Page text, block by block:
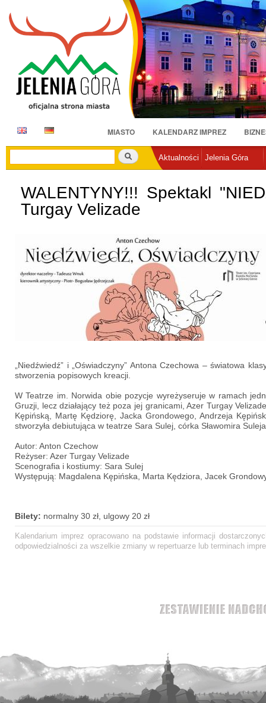
do
E
D
MIASTO KALENDARZ IMPREZ
Szukaj
Aktualności Jelenia Góra
WALENTYNY!!! Spektakl
Turgay Velizade
„Niedźwiedź” i „Oświadczyny” Antona Czechowa – światowa
stworzenia popisowych kreacji.
W Teatrze im. Norwida obie pozycje wyreżyseruje w ramach
Gruzji, lecz działający też poza jej granicami, Azer Turgay
Kępińską, Martę Kędziorę, Jacka Grondowego, Andrzeja
stworzyła debiutująca w teatrze Sara Sulej, córka Sławomira
Autor: Anton Czechow
Reżyser: Azer Turgay Velizade
Scenografia i kostiumy: Sara Sulej
Występują: Magdalena Kępińska, Marta Kędziora, Jacek
Bilety: normalny 30 zł, ulgowy 20 zł
Kalendarium imprez opracowano na podstawie informacji
odpowiedzialności za wszelkie zmiany w repertuarze lub terminach